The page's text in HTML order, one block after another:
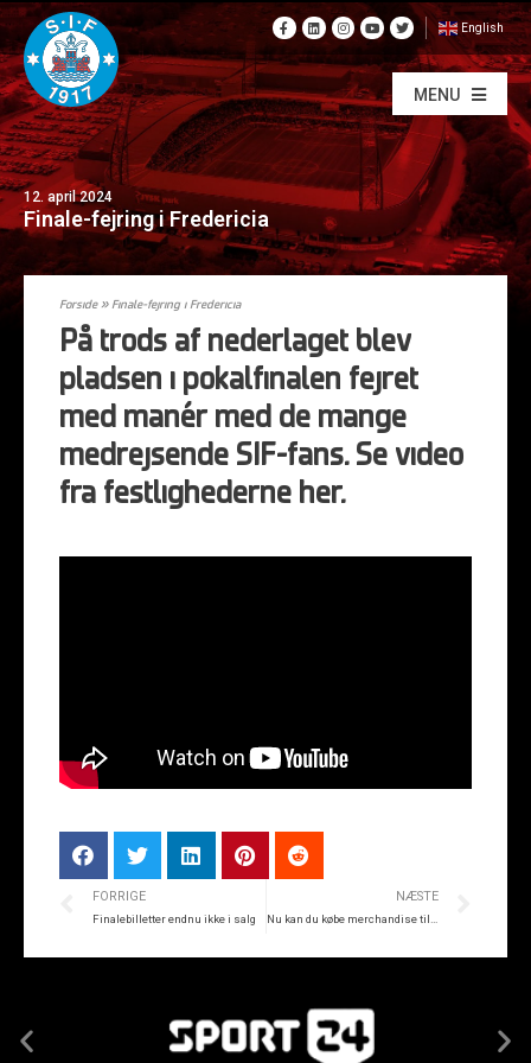
English
MENU
12. april 2024
Finale-fejring i Fredericia
Forside»Finale-fejring i Fredericia
På trods af nederlaget blev
pladsen i pokalfinalen fejret
med manér med de mange
medrejsende SIF-fans. Se video
fra festlighederne her.
FORRIGE
Finalebilletter endnu ikke i salg
NÆSTE